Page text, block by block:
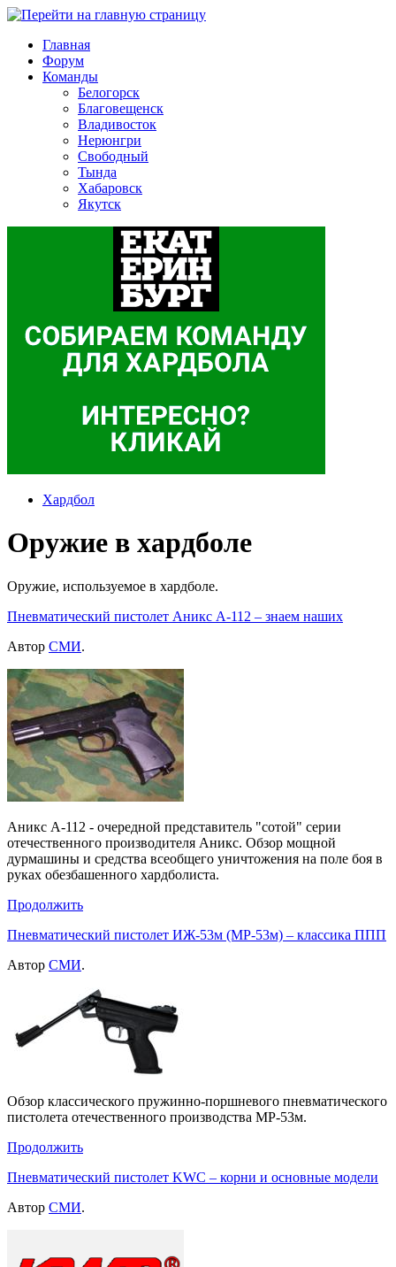
Главная
Форум
Команды
Белогорск
Благовещенск
Владивосток
Нерюнгри
Свободный
Тында
Хабаровск
Якутск
Хардбол
Оружие в хардболе
Оружие, используемое в хардболе.
Пневматический пистолет Аникс А-112 – знаем наших
Автор СМИ.
Аникс А-112 - очередной представитель "сотой" серии
отечественного производителя Аникс. Обзор мощной
дурмашины и средства всеобщего уничтожения на поле боя в
руках обезбашенного хардболиста.
Продолжить
Пневматический пистолет ИЖ-53м (МР-53м) – классика ППП
Автор СМИ.
Обзор классического пружинно-поршневого пневматического
пистолета отечественного производства МР-53м.
Продолжить
Пневматический пистолет KWC – корни и основные модели
Автор СМИ.